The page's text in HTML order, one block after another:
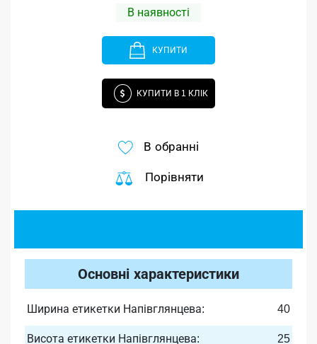
В наявності
КУПИТИ
КУПИТИ В 1 КЛІК
В обранні
Порівняти
Основні характеристики
Ширина етикетки Напівглянцева: 40
Висота етикетки Напівглянцева: 25